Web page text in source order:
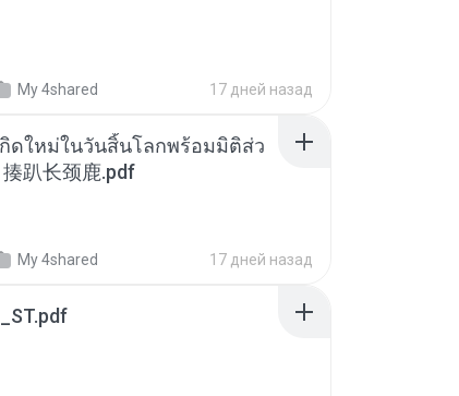
My 4shared 17 дней назад
กิดใหม่ในวันสิ้นโลกพร้อมมิติส่ว
趴长颈鹿.pdf
My 4shared 17 дней назад